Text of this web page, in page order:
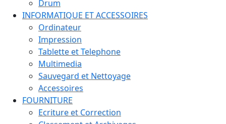
Drum
INFORMATIQUE ET ACCESSOIRES
Ordinateur
Impression
Tablette et Telephone
Multimedia
Sauvegard et Nettoyage
Accessoires
FOURNITURE
Ecriture et Correction